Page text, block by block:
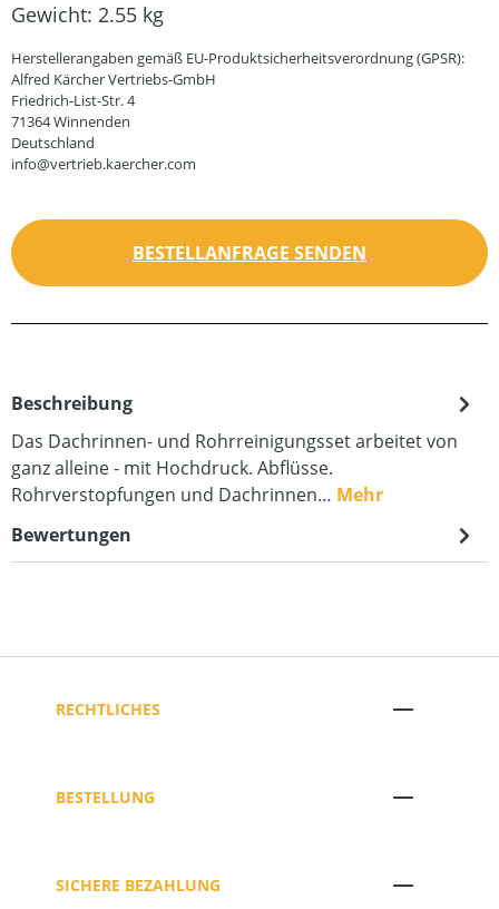
Gewicht: 2.55 kg
Herstellerangaben gemäß EU-Produktsicherheitsverordnung (GPSR):
Alfred Kärcher Vertriebs-GmbH
Friedrich-List-Str. 4
71364 Winnenden
Deutschland
info@vertrieb.kaercher.com
BESTELLANFRAGE SENDEN
Beschreibung
Das Dachrinnen- und Rohrreinigungsset arbeitet von
ganz alleine - mit Hochdruck. Abflüsse.
Rohrverstopfungen und Dachrinnen… Mehr
Bewertungen
RECHTLICHES
BESTELLUNG
SICHERE BEZAHLUNG